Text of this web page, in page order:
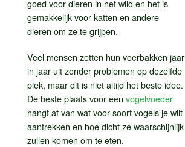
goed voor dieren in het wild en het is
gemakkelijk voor katten en andere
dieren om ze te grijpen.
Veel mensen zetten hun voerbakken jaar
in jaar uit zonder problemen op dezelfde
plek, maar dit is niet altijd het beste idee.
De beste plaats voor een vogelvoeder
hangt af van wat voor soort vogels je wilt
aantrekken en hoe dicht ze waarschijnlijk
zullen komen om te eten.